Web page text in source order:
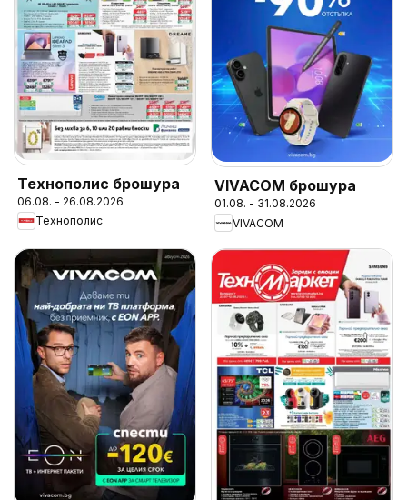
Технополис брошура
06.08. - 26.08.2026
Технополис
VIVACOM брошура
01.08. - 31.08.2026
VIVACOM